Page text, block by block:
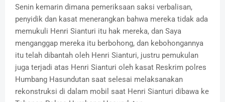
Senin kemarin dimana pemeriksaan saksi verbalisan,
penyidik dan kasat menerangkan bahwa mereka tidak ada
memukuli Henri Sianturi itu hak mereka, dan Saya
menganggap mereka itu berbohong, dan kebohongannya
itu telah dibantah oleh Henri Sianturi, justru pemukulan
juga terjadi atas Henri Sianturi oleh kasat Reskrim polres
Humbang Hasundutan saat selesai melaksanakan
rekonstruksi di dalam mobil saat Henri Sianturi dibawa ke